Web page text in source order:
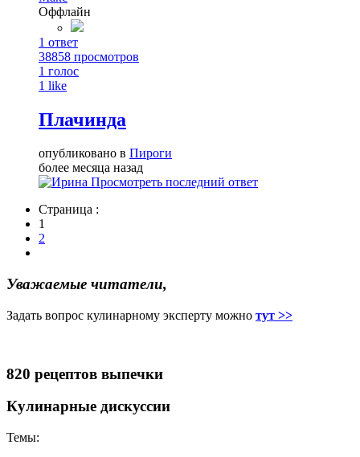
Оффлайн
1 ответ
38858 просмотров
1 голос
1 like
Плачинда
опубликовано в Пироги
более месяца назад
Просмотреть последний ответ
Страница :
1
2
Уважаемые читатели,
Задать вопрос кулинарному эксперту можно тут >>
820 рецептов выпечки
Кулинарные дискуссии
Темы: